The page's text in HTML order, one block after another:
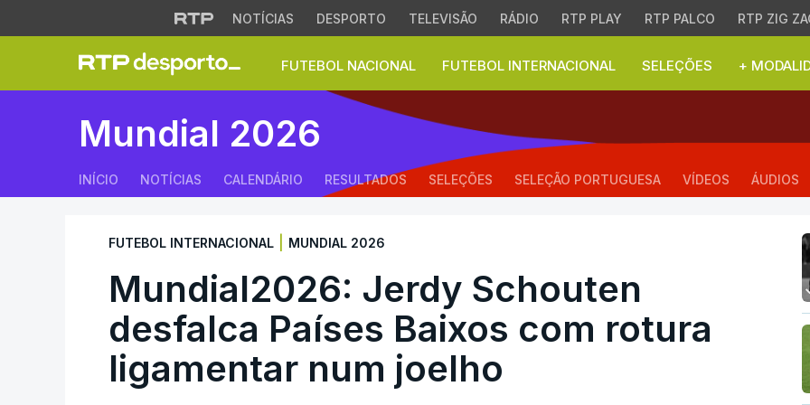
NOTÍCIAS DESPORTO TELEVISÃO RÁDIO RTP PLAY RTP PALCO RTP ZIG
FUTEBOL NACIONAL FUTEBOL INTERNACIONAL SELEÇÕES +
Mundial2026: Jerdy Schouten desfalca
Mundial 2026
INÍCIO NOTÍCIAS CALENDÁRIO RESULTADOS SELEÇÕES SELEÇÃO PORTUGUESA VÍDEOS ÁUDIOS
FUTEBOL INTERNACIONAL MUNDIAL 2026
Mundial2026: Jerdy Schouten
desfalca Países Baixos com rotura
ligamentar num joelho